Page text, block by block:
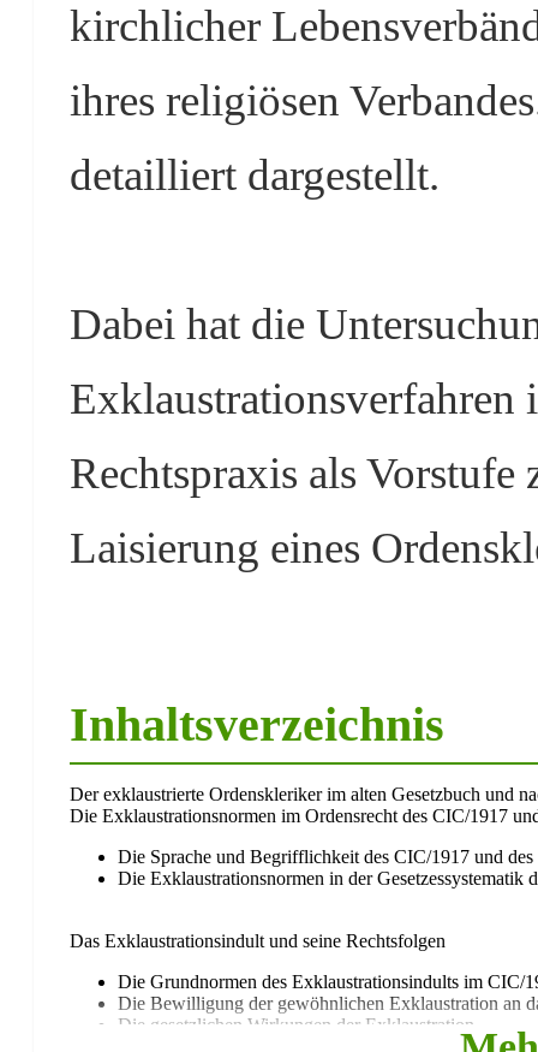
kirchlicher
ihres religiösen
detailliert dargestellt.
Dabei hat die
Rechtspraxis als
Laisierung eines
Inhaltsverzeichnis
Der exklaustrierte Ordenskleriker im alten Gesetzbuch und
Die Exklaustrationsnormen im Ordensrecht des CIC/1917
Die Sprache und Begrifflichkeit des CIC/1917 und
Die Exklaustrationsnormen in der Gesetzessystematik
Das Exklaustrationsindult und seine Rechtsfolgen
Die Grundnormen des Exklaustrationsindults im CIC/
Die Bewilligung der gewöhnlichen Exklaustration an
Die gesetzlichen Wirkungen der Exklaustration
Die Rechtsfolgen der Exklaustrierung im einzelnen